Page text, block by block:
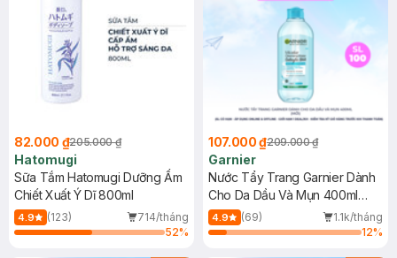
82.000 ₫205.000 ₫
Hatomugi
Sữa Tắm Hatomugi Dưỡng Ẩm
Chiết Xuất Ý Dĩ 800ml
4.9 (123)
714/tháng
52%
107.000 ₫209.000 ₫
Garnier
Nước Tẩy Trang Garnier Dành
Cho Da Dầu Và Mụn 400ml
(Mới)
4.9 (69)
1.1k/tháng
12%